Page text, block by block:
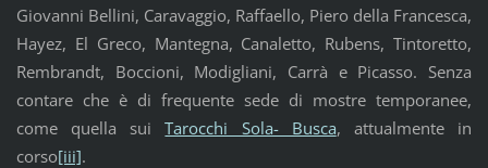
Giovanni Bellini, Caravaggio, Raffaello, Piero della Francesca,
Hayez, El Greco, Mantegna, Canaletto, Rubens, Tintoretto,
Rembrandt, Boccioni, Modigliani, Carrà e Picasso. Senza
contare che è di frequente sede di mostre temporanee,
come quella suiTarocchi Sola- Busca, attualmente in
corso[iii].